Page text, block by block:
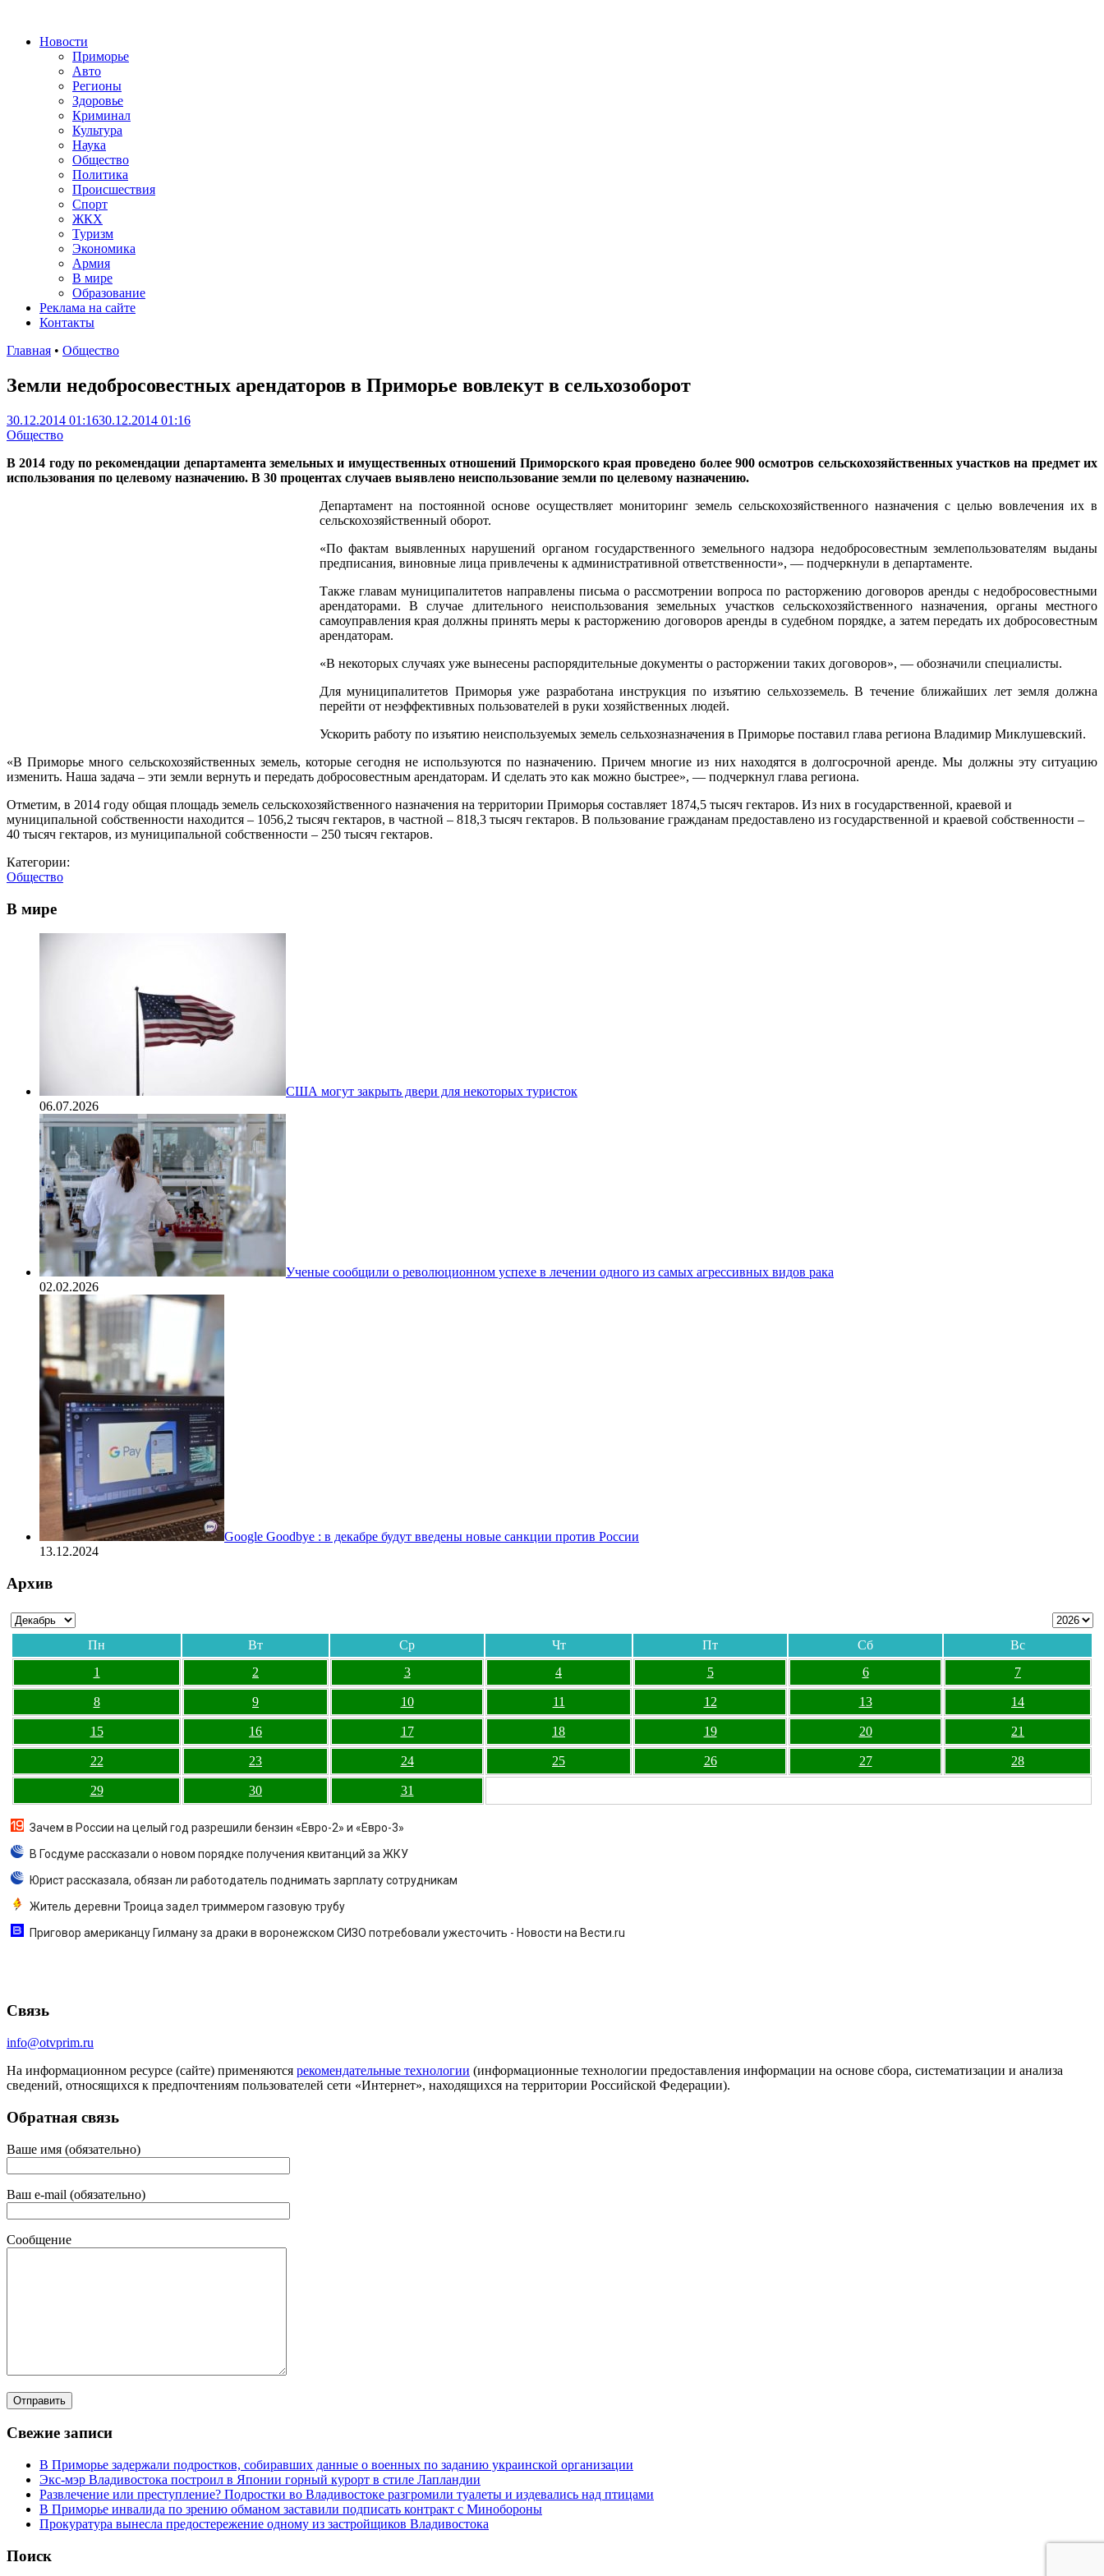
Новости
Приморье
Авто
Регионы
Здоровье
Криминал
Культура
Наука
Общество
Политика
Происшествия
Спорт
ЖКХ
Туризм
Экономика
Армия
В мире
Образование
Реклама на сайте
Контакты
Главная • Общество
Земли недобросовестных арендаторов в Приморье вовлекут в сельхозоборот
30.12.2014 01:1630.12.2014 01:16
Общество
В 2014 году по рекомендации департамента земельных и имущественных отношений Приморского края проведено более 900 осмотров сельскохозяйственных участков на предмет их
использования по целевому назначению. В 30 процентах случаев выявлено неиспользование земли по целевому назначению.
Департамент на постоянной основе осуществляет мониторинг земель сельскохозяйственного назначения с целью вовлечения их в
сельскохозяйственный оборот.
«По фактам выявленных нарушений органом государственного земельного надзора недобросовестным землепользователям выданы
предписания, виновные лица привлечены к административной ответственности», — подчеркнули в департаменте.
Также главам муниципалитетов направлены письма о рассмотрении вопроса по расторжению договоров аренды с недобросовестными
арендаторами. В случае длительного неиспользования земельных участков сельскохозяйственного назначения, органы местного
самоуправления края должны принять меры к расторжению договоров аренды в судебном порядке, а затем передать их добросовестным
арендаторам.
«В некоторых случаях уже вынесены распорядительные документы о расторжении таких договоров», — обозначили специалисты.
Для муниципалитетов Приморья уже разработана инструкция по изъятию сельхозземель. В течение ближайших лет земля должна
перейти от неэффективных пользователей в руки хозяйственных людей.
Ускорить работу по изъятию неиспользуемых земель сельхозназначения в Приморье поставил глава региона Владимир Миклушевский.
«В Приморье много сельскохозяйственных земель, которые сегодня не используются по назначению. Причем многие из них находятся в долгосрочной аренде. Мы должны эту ситуацию
изменить. Наша задача – эти земли вернуть и передать добросовестным арендаторам. И сделать это как можно быстрее», — подчеркнул глава региона.
Отметим, в 2014 году общая площадь земель сельскохозяйственного назначения на территории Приморья составляет 1874,5 тысяч гектаров. Из них в государственной, краевой и
муниципальной собственности находится – 1056,2 тысяч гектаров, в частной – 818,3 тысяч гектаров. В пользование гражданам предоставлено из государственной и краевой собственности –
40 тысяч гектаров, из муниципальной собственности – 250 тысяч гектаров.
Категории:
Общество
В мире
США могут закрыть двери для некоторых туристок
06.07.2026
Ученые сообщили о революционном успехе в лечении одного из самых агрессивных видов рака
02.02.2026
Google Goodbye : в декабре будут введены новые санкции против России
13.12.2024
Архив
Пн Вт Ср Чт Пт Сб
Вс
1
2 3 4 5 6 7
8 9 10 11 12 13 14
15 16 17 18 19 20 21
22 23 24 25 26 27 28
29 30 31
Зачем в России на целый год разрешили бензин «Евро-2» и «Евро-3»
В Госдуме рассказали о новом порядке получения квитанций за ЖКУ
Юрист рассказала, обязан ли работодатель поднимать зарплату сотрудникам
Житель деревни Троица задел триммером газовую трубу
Приговор американцу Гилману за драки в воронежском СИЗО потребовали ужесточить - Новости на Вести.ru
Связь
info@otvprim.ru
На информационном ресурсе (сайте) применяются рекомендательные технологии (информационные технологии предоставления информации на основе сбора, систематизации и анализа
сведений, относящихся к предпочтениям пользователей сети «Интернет», находящихся на территории Российской Федерации).
Обратная связь
Ваше имя (обязательно)
Ваш e-mail (обязательно)
Сообщение
Свежие записи
В Приморье задержали подростков, собиравших данные о военных по заданию украинской организации
Экс-мэр Владивостока построил в Японии горный курорт в стиле Лапландии
Развлечение или преступление? Подростки во Владивостоке разгромили туалеты и издевались над птицами
В Приморье инвалида по зрению обманом заставили подписать контракт с Минобороны
Прокуратура вынесла предостережение одному из застройщиков Владивостока
Поиск